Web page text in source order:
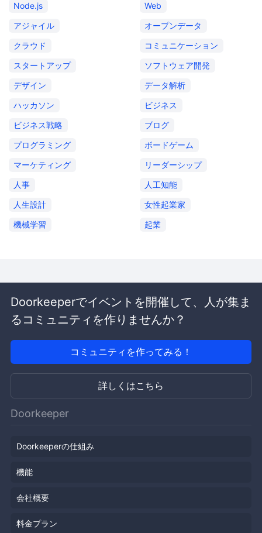
Node.js
Web
アジャイル
オープンデータ
クラウド
コミュニケーション
スタートアップ
ソフトウェア開発
デザイン
データ解析
ハッカソン
ビジネス
ビジネス戦略
ブログ
プログラミング
ボードゲーム
マーケティング
リーダーシップ
人事
人工知能
人生設計
女性起業家
機械学習
起業
Doorkeeperでイベントを開催して、人が集ま
るコミュニティを作りませんか？
コミュニティを作ってみる！
詳しくはこちら
Doorkeeper
Doorkeeperの仕組み
機能
会社概要
料金プラン